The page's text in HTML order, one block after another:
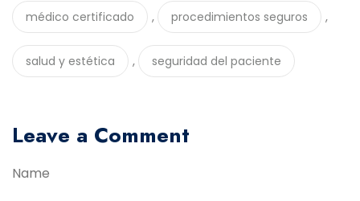
médico certificado , procedimientos seguros ,
salud y estética , seguridad del paciente
Leave a Comment